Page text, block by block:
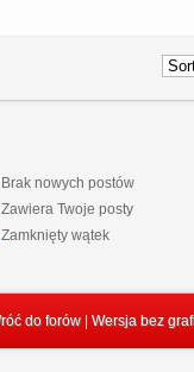
Brak nowych postów
Zawiera Twoje posty
Zamknięty wątek
do forów| Wersja bez